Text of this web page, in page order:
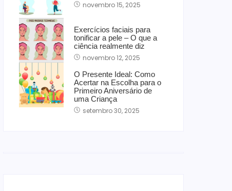
novembro 15, 2025
Exercícios faciais para
tonificar a pele – O que a
ciência realmente diz
novembro 12, 2025
O Presente Ideal: Como
Acertar na Escolha para o
Primeiro Aniversário de
uma Criança
setembro 30, 2025